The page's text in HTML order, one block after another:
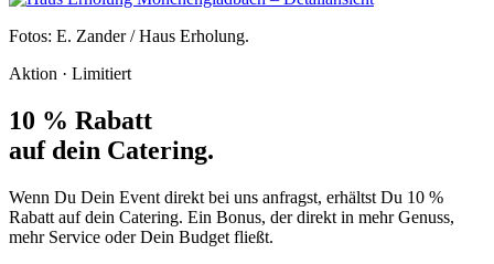
Fotos: E. Zander / Haus Erholung.
Aktion · Limitiert
10 % Rabatt
auf dein Catering.
Wenn Du Dein Event direkt bei uns anfragst, erhältst Du 10 %
Rabatt auf dein Catering. Ein Bonus, der direkt in mehr Genuss,
mehr Service oder Dein Budget fließt.